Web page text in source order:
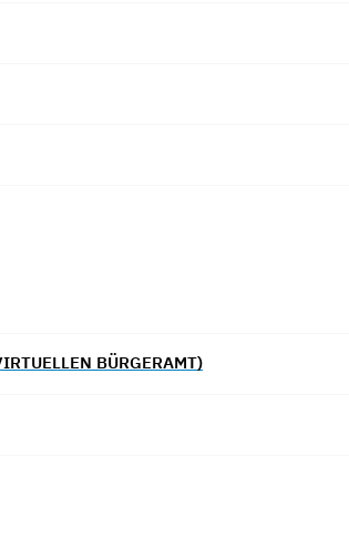
BÜRGERAMT)